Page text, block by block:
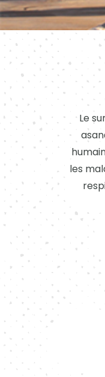
Le
les